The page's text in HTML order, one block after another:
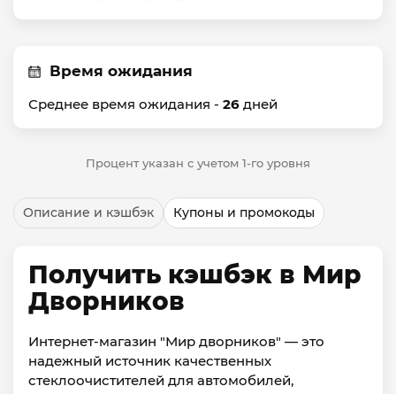
Время ожидания
Среднее время ожидания - 26 дней
Процент указан с учетом 1-го уровня
Описание и кэшбэк Купоны и промокоды
Получить кэшбэк в Мир
Дворников
Интернет-магазин "Мир дворников" — это
надежный источник качественных
стеклоочистителей для автомобилей,